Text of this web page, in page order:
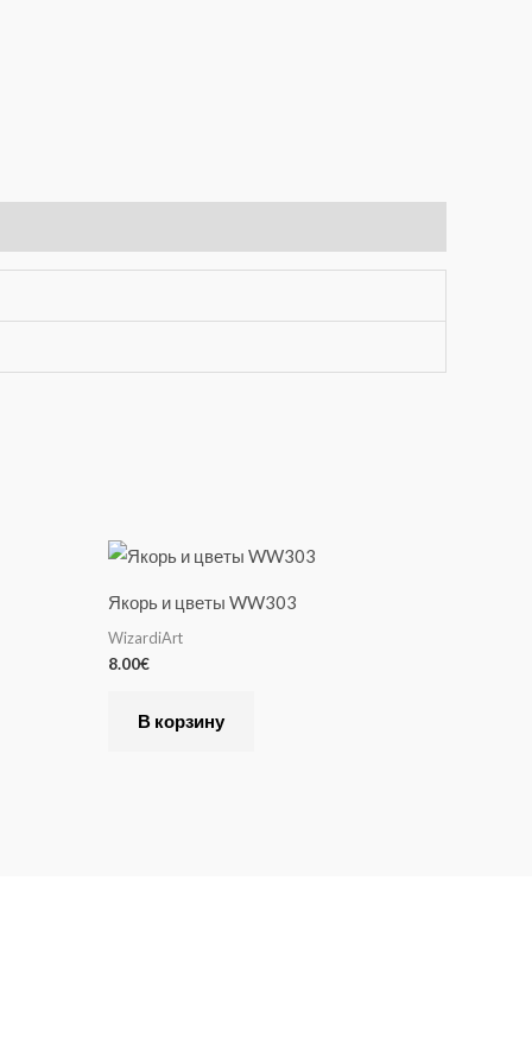
Якорь и цветы WW303
WizardiArt
8.00€
В корзину